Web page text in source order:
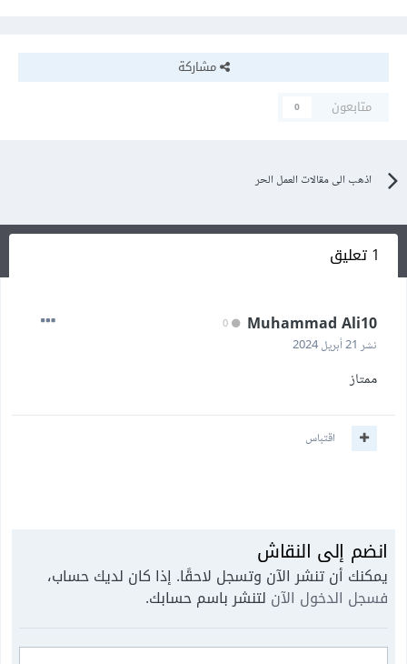
مشاركة
متابعون
0
اذهب الى مقالات العمل الحر
1 تعليق
Muhammad Ali10
نشر 21 أبريل 2024
ممتاز
اقتباس
انضم إلى النقاش
يمكنك أن تنشر الآن وتسجل لاحقًا. إذا كان لديك حساب،
فسجل الدخول الآن لتنشر باسم حسابك.